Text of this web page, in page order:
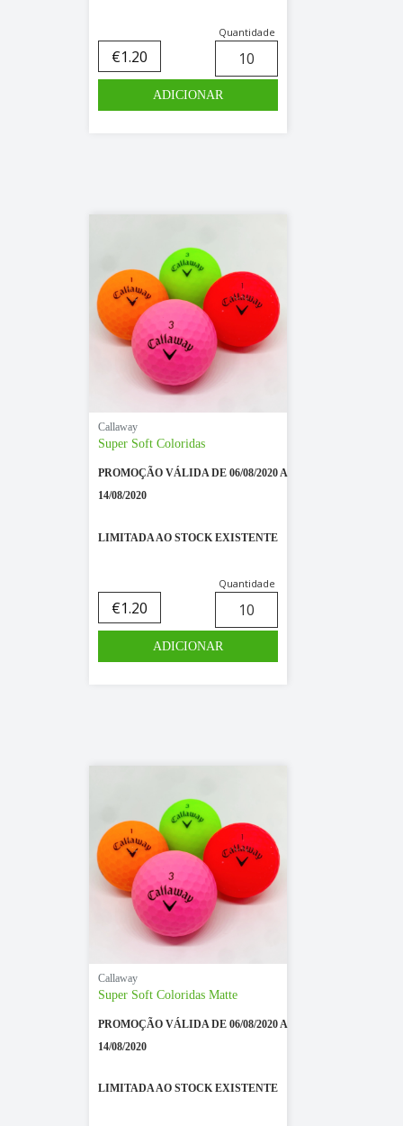
€1.20
Quantidade
Callaway
Super Soft Coloridas
PROMOÇÃO VÁLIDA DE 06/08/2020 A
14/08/2020
LIMITADA AO STOCK EXISTENTE
€1.20
Quantidade
Callaway
Super Soft Coloridas Matte
PROMOÇÃO VÁLIDA DE 06/08/2020 A
14/08/2020
LIMITADA AO STOCK EXISTENTE